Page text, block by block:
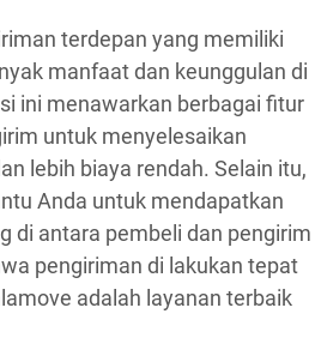
terdepan yang memiliki
manfaat dan keunggulan di
ini menawarkan berbagai fitur
untuk menyelesaikan
lebih biaya rendah. Selain itu,
Anda untuk mendapatkan
di antara pembeli dan pengirim
pengiriman di lakukan tepat
adalah layanan terbaik